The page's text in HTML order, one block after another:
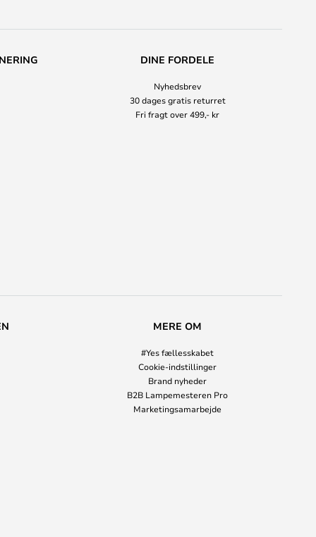
DINE FORDELE
Nyhedsbrev
30 dages gratis returret
Fri fragt over 499,- kr
MERE OM
#Yes fællesskabet
Cookie-indstillinger
Brand nyheder
B2B Lampemesteren Pro
Marketingsamarbejde